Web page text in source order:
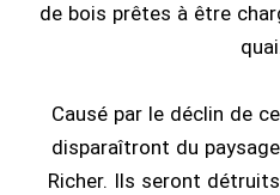
de bois prêtes à être
Causé par le déclin de
disparaîtront du
Richer. Ils seront